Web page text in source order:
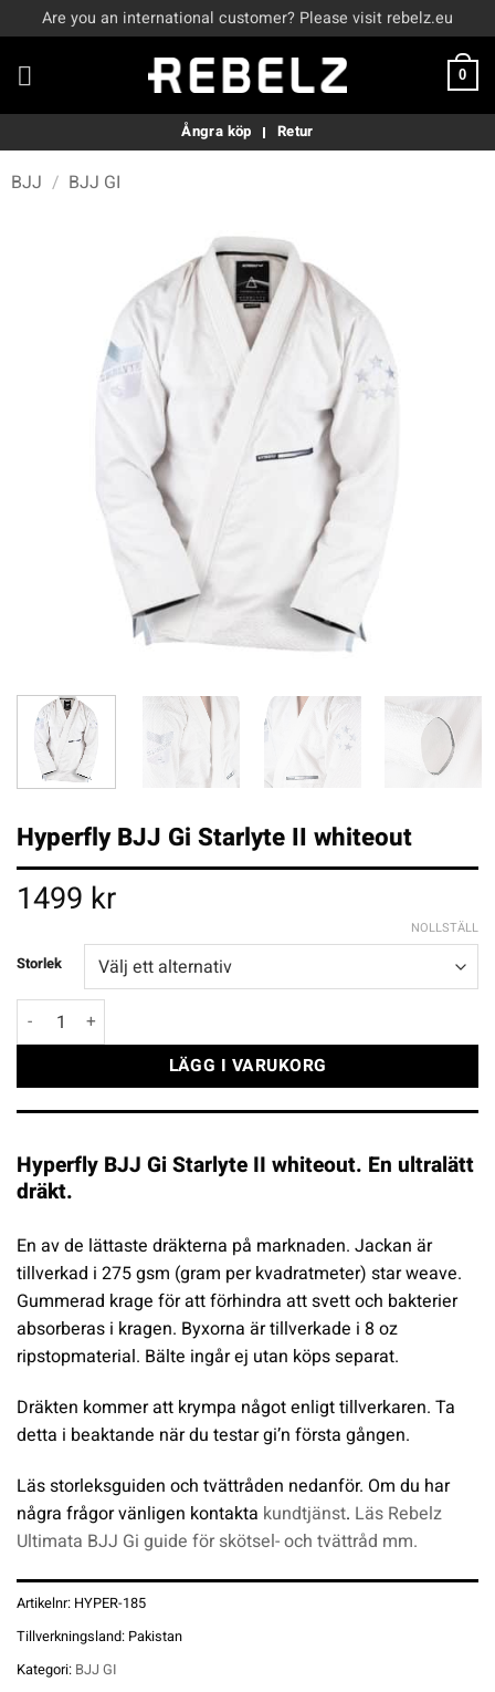
to
content
Are you an international customer? Please visit rebelz.eu
0
Ångra köp Retur
BJJ / BJJ GI
Hyperfly BJJ Gi Starlyte II whiteout
1499 kr
Storlek
NOLLSTÄLL
Hyperfly BJJ Gi Starlyte II whiteout mängd
LÄGG I VARUKORG
Hyperfly BJJ Gi Starlyte II whiteout. En ultralätt
dräkt.
En av de lättaste dräkterna på marknaden. Jackan är
tillverkad i 275 gsm (gram per kvadratmeter) star weave.
Gummerad krage för att förhindra att svett och bakterier
absorberas i kragen. Byxorna är tillverkade i 8 oz
ripstopmaterial. Bälte ingår ej utan köps separat.
Dräkten kommer att krympa något enligt tillverkaren. Ta
detta i beaktande när du testar gi’n första gången.
Läs storleksguiden och tvättråden nedanför. Om du har
några frågor vänligen kontakta kundtjänst. Läs Rebelz
Ultimata BJJ Gi guide för skötsel- och tvättråd mm.
Artikelnr: HYPER-185
Tillverkningsland: Pakistan
Kategori: BJJ GI